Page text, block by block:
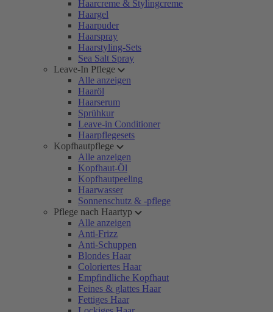
Haarcreme & Stylingcreme
Haargel
Haarpuder
Haarspray
Haarstyling-Sets
Sea Salt Spray
Leave-In Pflege
Alle anzeigen
Haaröl
Haarserum
Sprühkur
Leave-in Conditioner
Haarpflegesets
Kopfhautpflege
Alle anzeigen
Kopfhaut-Öl
Kopfhautpeeling
Haarwasser
Sonnenschutz & -pflege
Pflege nach Haartyp
Alle anzeigen
Anti-Frizz
Anti-Schuppen
Blondes Haar
Coloriertes Haar
Empfindliche Kopfhaut
Feines & glattes Haar
Fettiges Haar